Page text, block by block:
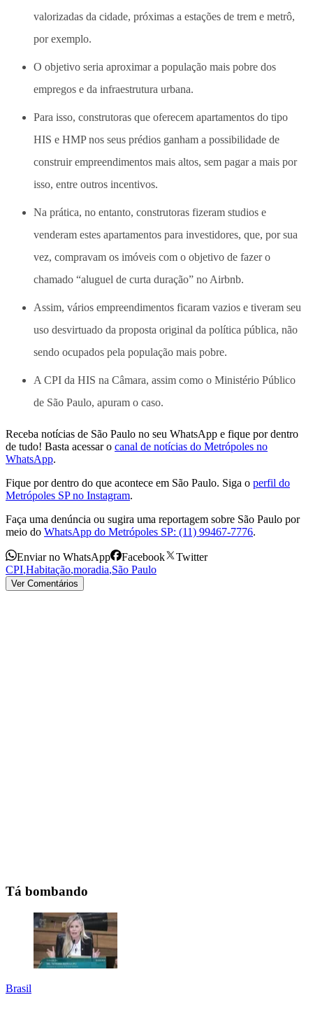
valorizadas da cidade, próximas a estações de trem e metrô,
por exemplo.
O objetivo seria aproximar a população mais pobre dos
empregos e da infraestrutura urbana.
Para isso, construtoras que oferecem apartamentos do tipo
HIS e HMP nos seus prédios ganham a possibilidade de
construir empreendimentos mais altos, sem pagar a mais por
isso, entre outros incentivos.
Na prática, no entanto, construtoras fizeram studios e
venderam estes apartamentos para investidores, que, por sua
vez, compravam os imóveis com o objetivo de fazer o
chamado “aluguel de curta duração” no Airbnb.
Assim, vários empreendimentos ficaram vazios e tiveram seu
uso desvirtuado da proposta original da política pública, não
sendo ocupados pela população mais pobre.
A CPI da HIS na Câmara, assim como o Ministério Público
de São Paulo, apuram o caso.
Receba notícias de São Paulo no seu WhatsApp e fique por dentro
de tudo! Basta acessar o canal de notícias do Metrópoles no
WhatsApp.
Fique por dentro do que acontece em São Paulo. Siga o perfil do
Metrópoles SP no Instagram.
Faça uma denúncia ou sugira uma reportagem sobre São Paulo por
meio do WhatsApp do Metrópoles SP: (11) 99467-7776.
Enviar no WhatsApp Facebook
Twitter
CPI,Habitação,moradia,São Paulo
Ver Comentários
Tá bombando
Brasil